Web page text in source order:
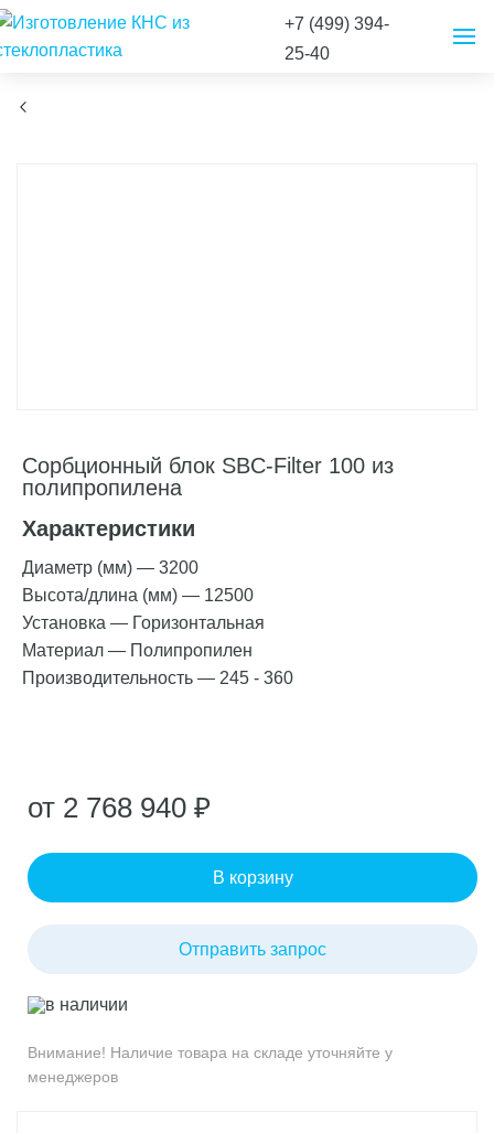
+7 (499) 394-
25-40
Сорбционный блок SBC-Filter 100 из
полипропилена
Характеристики
Диаметр (мм) — 3200
Высота/длина (мм) — 12500
Установка — Горизонтальная
Материал — Полипропилен
Производительность — 245 - 360
от 2 768 940 ₽
В корзину
Отправить запрос
в наличии
Внимание! Наличие товара на складе уточняйте у
менеджеров